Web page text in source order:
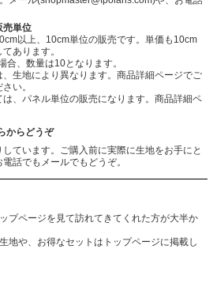
売単位
以上、10cm単位の販売です。単価も10cm
あります。
合、数量は10となります。
、生地により異なります。商品詳細ページでご
い。
、パネル単位の販売になります。商品詳細ペ
からどうぞ
ています。ご購入前に実際に生地をお手にと
話でもメールでもどうぞ。
プページを見て訪れてきてくれた方が大半か
地や、お得なセットはトップページに掲載し